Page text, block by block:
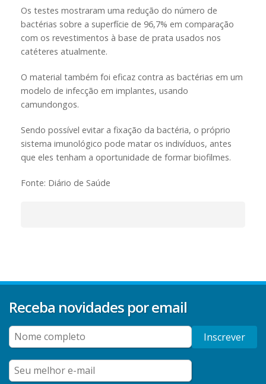
Os testes mostraram uma redução do número de
bactérias sobre a superfície de 96,7% em comparação
com os revestimentos à base de prata usados nos
catéteres atualmente.
O material também foi eficaz contra as bactérias em um
modelo de infecção em implantes, usando
camundongos.
Sendo possível evitar a fixação da bactéria, o próprio
sistema imunológico pode matar os indivíduos, antes
que eles tenham a oportunidade de formar biofilmes.
Fonte: Diário de Saúde
Receba novidades por email
Inscrever